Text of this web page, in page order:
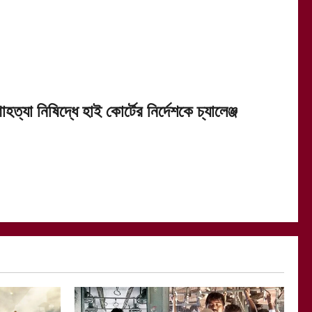
নিষিদ্ধে হাই কোর্টের নির্দেশকে চ্যালেঞ্জ